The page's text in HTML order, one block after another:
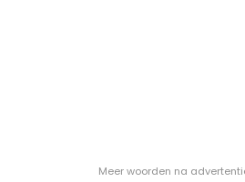
- Meer woorden na